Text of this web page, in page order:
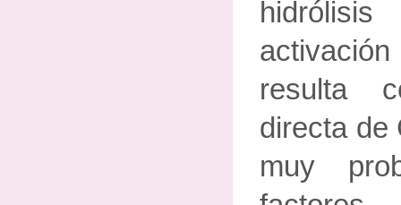
resulta
directa de
muy